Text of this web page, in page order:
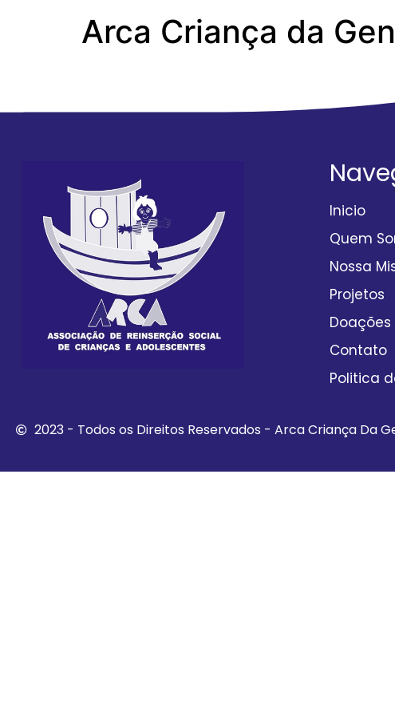
Arca Criança da
Anexo-14-
Inicio
Quem
Nossa
Projetos
Doações
Contato
Politica
2023 - Todos os Direitos Reservados - Arca Criança Da